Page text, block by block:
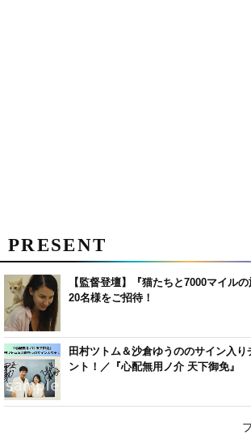
PRESENT
【監督登壇】『猫たちと7000マイル
20名様をご招待！
田村ツトム＆沙倉ゆうののサイン入
ント！／『心配無用ノ介 天下御免』